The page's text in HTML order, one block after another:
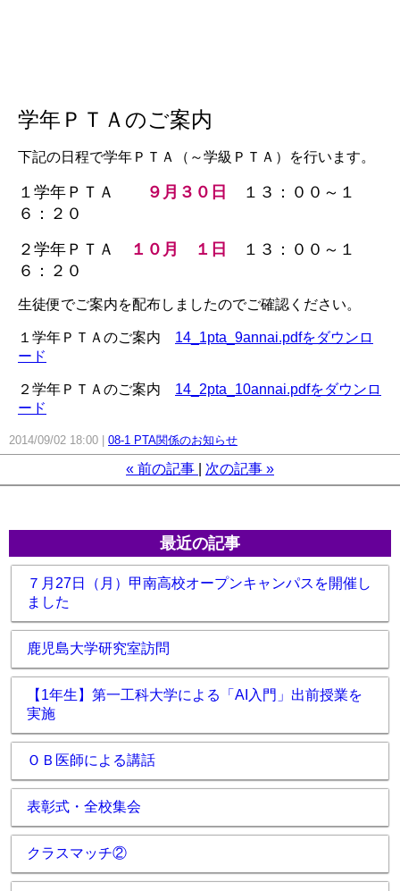
学年ＰＴＡのご案内
下記の日程で学年ＰＴＡ（～学級ＰＴＡ）を行います。
１学年ＰＴＡ ９月３０日
１３：００～１
６：２０
２学年ＰＴＡ
１０月 １日
１３：００～１
６：２０
生徒便でご案内を配布しましたのでご確認ください。
１学年ＰＴＡのご案内 14_1pta_9annai.pdfをダウンロ
ード
２学年ＰＴＡのご案内 14_2pta_10annai.pdfをダウンロ
ード
2014/09/02 18:00 08-1 PTA関係のお知らせ
« 前の記事 次の記事 »
最近の記事
７月27日（月）甲南高校オープンキャンパスを開催し
ました
鹿児島大学研究室訪問
【1年生】第一工科大学による「AI入門」出前授業を
実施
ＯＢ医師による講話
表彰式・全校集会
クラスマッチ②